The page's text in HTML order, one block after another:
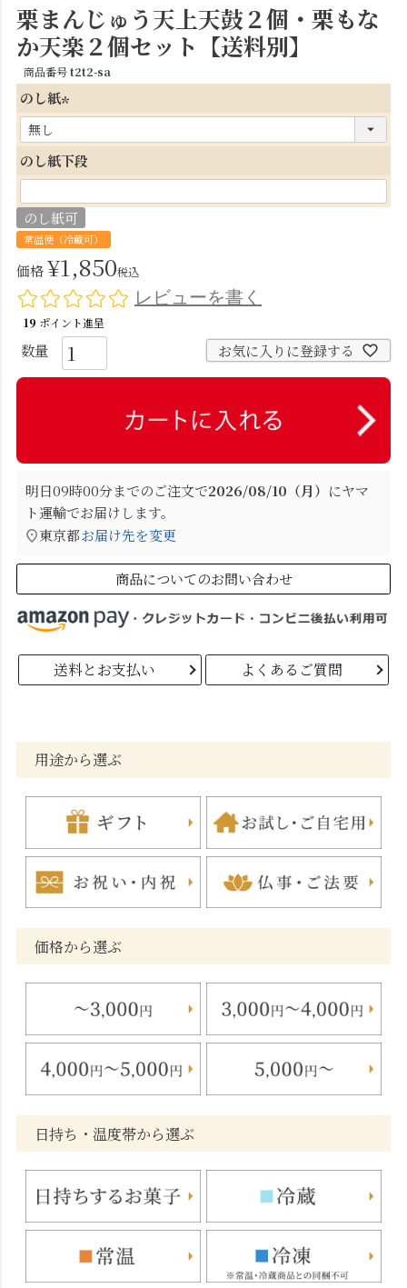
栗まんじゅう天上天鼓２個・栗もな
か天楽２個セット【送料別】
商品番号t2t2-sa
のし紙
必
須
のし紙下段
のし紙可
常温便（冷蔵可）
価格¥1,850税込
レビューを書く
19 ポイント進呈
お気に入りに登録する
明日09時00分までのご注文で2026/08/10（月） にヤマ
ト運輸でお届けします。
東京都お届け先を変更
商品についてのお問い合わせ
送料とお支払い よくあるご質問
用途から選ぶ
価格から選ぶ
日持ち・温度帯から選ぶ